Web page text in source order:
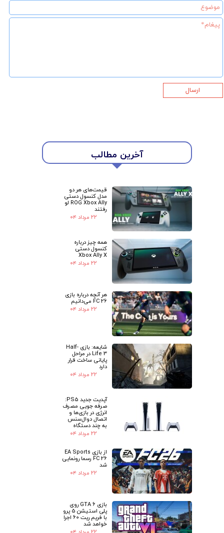
آخرین مطالب
قیمت‌های هر دو
مدل کنسول دستی
ROG Xbox Ally لو
رفتند
۲۲ مرداد ۰۴
همه چیز درباره
کنسول دستی
Xbox Ally X
۲۲ مرداد ۰۴
هر آنچه درباره بازی
FC 26 می‌دانیم
۲۲ مرداد ۰۴
شایعه: بازی Half-
Life 3 در مراحل
پایانی ساخت قرار
دارد
۲۲ مرداد ۰۴
آپدیت جدید PS5:
صرفه جویی مصرف
انرژی در بازی‌ها و
اتصال دوال‌سنس
به چند دستگاه
۲۲ مرداد ۰۴
از بازی EA Sports
FC 26 رسما رونمایی
شد
۲۲ مرداد ۰۴
بازی GTA 6 روی
پلی استیشن 5 پرو
با فریم ریت 60 اجرا
خواهد شد
ارسال